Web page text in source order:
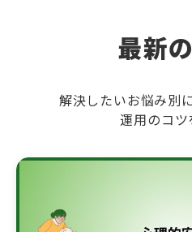
最新
解決したいお悩み別
運用のコ